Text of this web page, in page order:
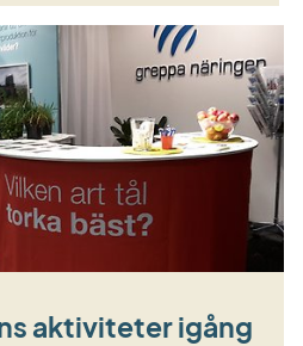
aktiviteter igång